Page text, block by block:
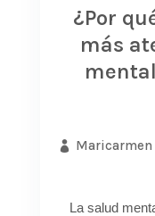
¿Por
más
Maricarmen
La salud